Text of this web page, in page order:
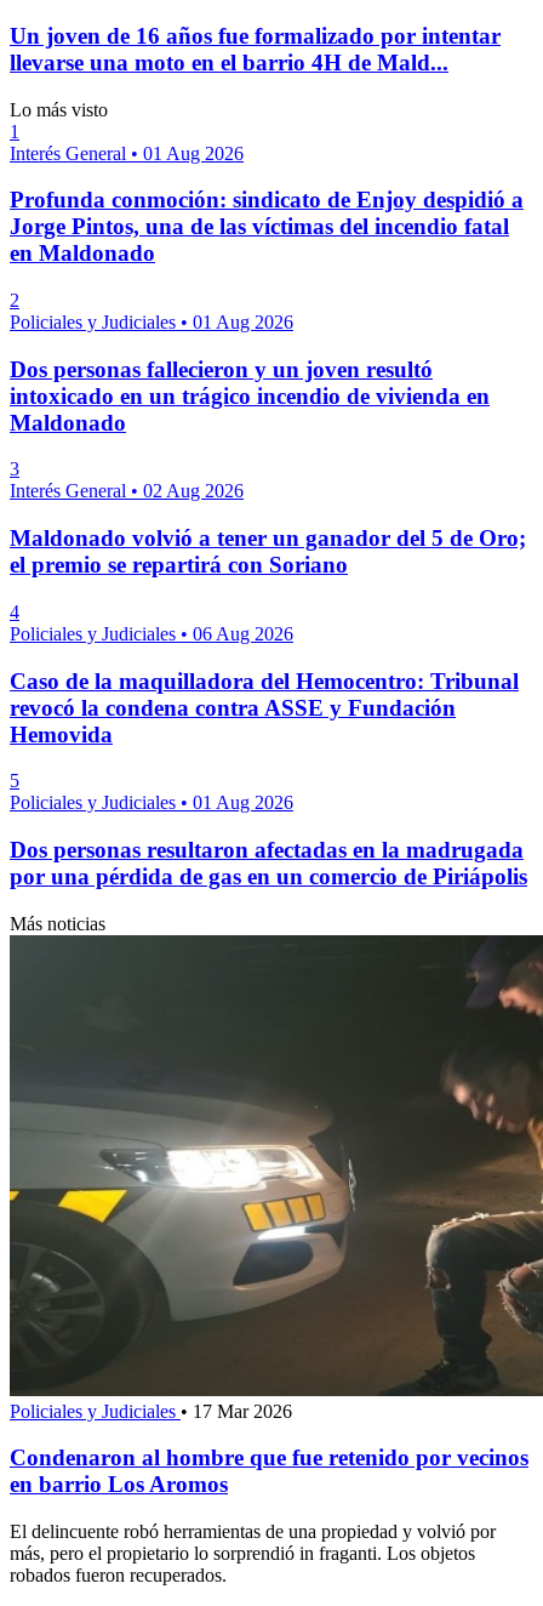
Un joven de 16 años fue formalizado por intentar
llevarse una moto en el barrio 4H de Mald...
Lo más visto
1
Interés General • 01 Aug 2026
Profunda conmoción: sindicato de Enjoy despidió a
Jorge Pintos, una de las víctimas del incendio fatal
en Maldonado
2
Policiales y Judiciales • 01 Aug 2026
Dos personas fallecieron y un joven resultó
intoxicado en un trágico incendio de vivienda en
Maldonado
3
Interés General • 02 Aug 2026
Maldonado volvió a tener un ganador del 5 de Oro;
el premio se repartirá con Soriano
4
Policiales y Judiciales • 06 Aug 2026
Caso de la maquilladora del Hemocentro: Tribunal
revocó la condena contra ASSE y Fundación
Hemovida
5
Policiales y Judiciales • 01 Aug 2026
Dos personas resultaron afectadas en la madrugada
por una pérdida de gas en un comercio de Piriápolis
Más noticias
Policiales y Judiciales • 17 Mar 2026
Condenaron al hombre que fue retenido por vecinos
en barrio Los Aromos
El delincuente robó herramientas de una propiedad y volvió por
más, pero el propietario lo sorprendió in fraganti. Los objetos
robados fueron recuperados.